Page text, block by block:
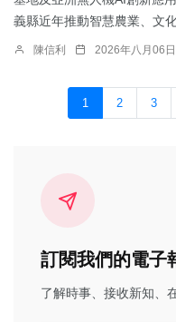
義縣近年推動智慧農業、文
陳信利 2026年八月06日
1 2 3
訂閱我們的電子
了解時事、接收新知、